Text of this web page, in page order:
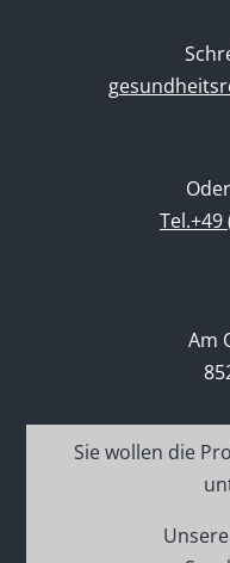
Tel.+49
Am
Sie wollen die